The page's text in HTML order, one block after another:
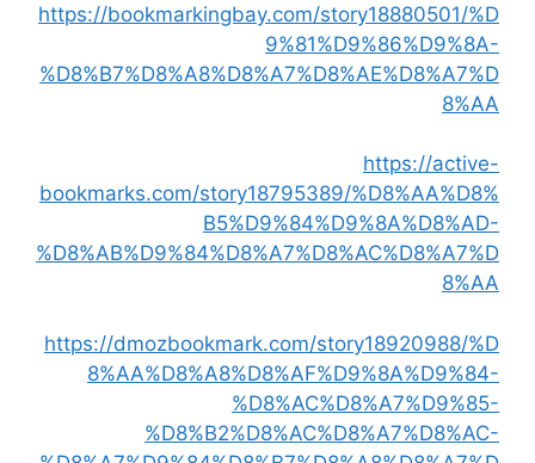
https://bookmarkingbay.com/story18880501/%D
9%81%D9%86%D9%8A-
%D8%B7%D8%A8%D8%A7%D8%AE%D8%A7%D
8%AA
https://active-
bookmarks.com/story18795389/%D8%AA%D8%
B5%D9%84%D9%8A%D8%AD-
%D8%AB%D9%84%D8%A7%D8%AC%D8%A7%D
8%AA
https://dmozbookmark.com/story18920988/%D
8%AA%D8%A8%D8%AF%D9%8A%D9%84-
%D8%AC%D8%A7%D9%85-
%D8%B2%D8%AC%D8%A7%D8%AC-